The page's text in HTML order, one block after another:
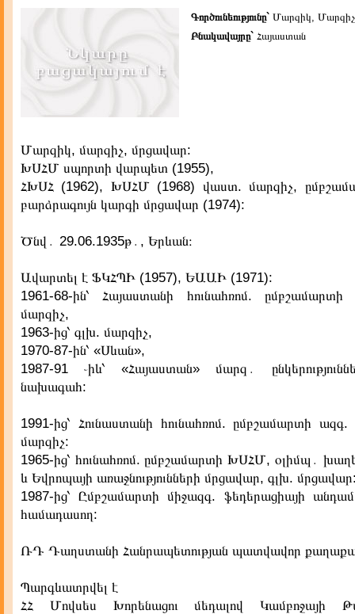
Գործունեությունը` Մարզիկ, Մարզիչ
Բնակավայրը` Հայաստան
Մարզիկ, մարզիչ, մրցավար:
ԽՍՀՄ սպորտի վարպետ (1955),
ՀԽՍՀ (1962), ԽՍՀՄ (1968) վաստ. մարզիչ,
բարձրագույն կարգի մրցավար (1974):
Ծնվ․ 29.06.1935թ․, Երևան։
Ավարտել է ՖԿՀՊԻ (1957), ԵԱԱԻ (1971):
1961-68-ին՝ Հայաստանի հունահռոմ.
մարզիչ,
1963-ից՝ գլխ. մարզիչ,
1970-87-ին՝ «Սևան»,
1987-91 ֊իև՝ «Հայաստան» մարզ․
նախագահ:
1991-ից՝ Հունաստանի հունահռոմ. ըմբշամարտի
մարզիչ:
1965-ից՝ հունահռոմ. ըմբշամարտի ԽՍՀՄ, օլիմպ․
և Եվրոպայի առաջնությունների մրցավար, գլխ.
1987-ից՝ Ըմբշամարտի միջազգ. ֆեդերացիայի
համադասող:
ՌԴ Դաղստանի Հանրապետության պատվավոր
Պարգևատրվել է
ՀՀ Մովսես Խորենացու մեդալով Կամբոջայի